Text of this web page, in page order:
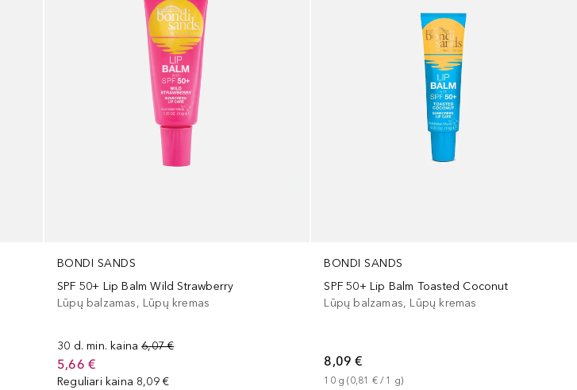
BONDI SANDS
SPF 50+ Lip Balm Wild Strawberry
Lūpų balzamas, Lūpų kremas
30 d. min. kaina 6,07 €
5,66 €
Reguliari kaina 8,09 €
BONDI SANDS
SPF 50+ Lip Balm Toasted Coconut
Lūpų balzamas, Lūpų kremas
8,09 €
10 g (0,81 € / 1 g)